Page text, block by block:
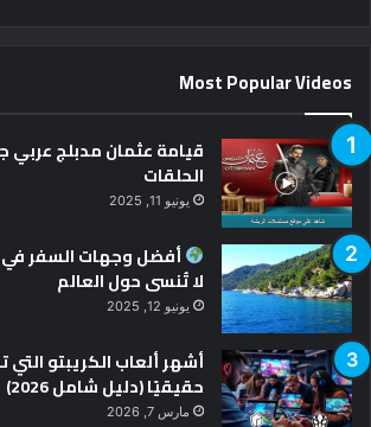
Most Popular Videos
قيامة عثمان مدبلج عربي
الحلقات
يونيو 11, 2025
لا تُنسى حول العالم
يونيو 12, 2025
أشهر ألعاب الكريبتو التي
حقيقيًا (دليل شامل 2026)
مارس 7, 2026